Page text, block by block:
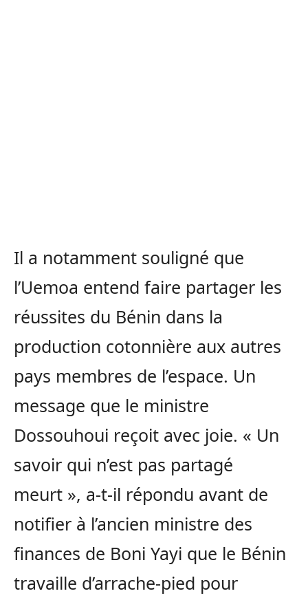
Il a notamment souligné que
l’Uemoa entend faire partager les
réussites du Bénin dans la
production cotonnière aux autres
pays membres de l’espace. Un
message que le ministre
Dossouhoui reçoit avec joie. « Un
savoir qui n’est pas partagé
meurt », a-t-il répondu avant de
notifier à l’ancien ministre des
finances de Boni Yayi que le Bénin
travaille d’arrache-pied pour